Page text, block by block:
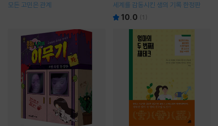
모든 고민은 관계 세계를 감동시킨 생의 기록 한정판
10.0 (1 )